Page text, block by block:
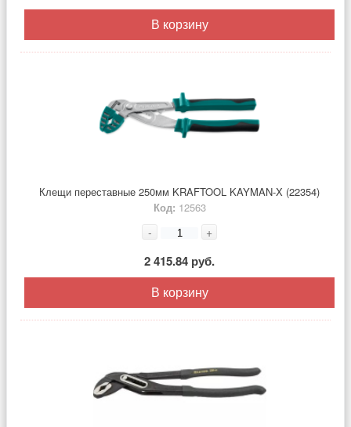
В корзину
Клещи переставные 250мм KRAFTOOL KAYMAN-X (22354)
Код: 12563
- +
2 415.84 руб.
В корзину